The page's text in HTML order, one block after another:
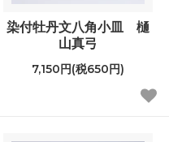
染付牡丹文八角小皿 樋
山真弓
7,150円(税650円)